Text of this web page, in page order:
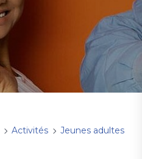
Activités Jeunes adultes